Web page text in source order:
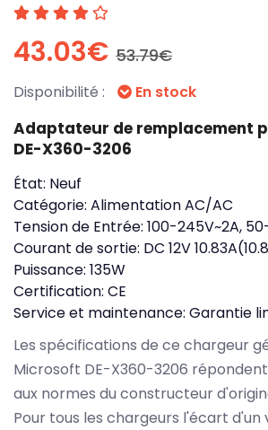
43.03€ 53.79€
Disponibilité : En stock
Adaptateur de remplacement
DE-X360-3206
État: Neuf
Catégorie: Alimentation AC/AC
Tension de Entrée: 100-245V~2A,
Courant de sortie: DC 12V
Puissance: 135W
Certification: CE
Service et maintenance: Garantie
Les spécifications de ce chargeur
Microsoft DE-X360-3206
aux normes du constructeur
Pour tous les chargeurs l'écart d'un